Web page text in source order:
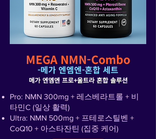
MEGA NMN-Combo
​-메가 엔엠엔-혼합 세트
메가 엔엠엔 프로+울트라 혼합 솔루션
Pro: NMN 300mg + 레스베라트롤 + 비
타민C (일상 활력)
Ultra: NMN 500mg + 프테로스틸벤 +
CoQ10 + 아스타잔틴 (집중 케어)